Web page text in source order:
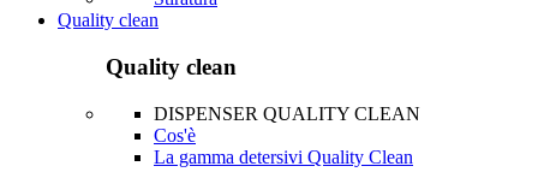
Quality clean
Quality clean
DISPENSER QUALITY CLEAN
Cos'è
La gamma detersivi Quality Clean